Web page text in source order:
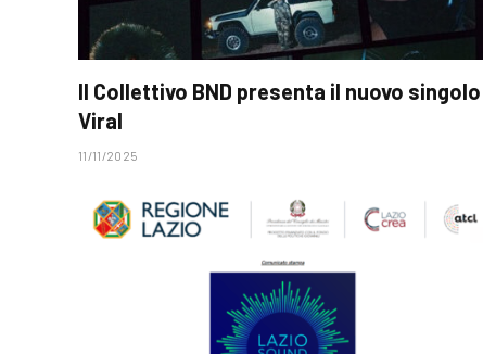
Il Collettivo BND presenta il nuovo singolo
Viral
11/11/2025